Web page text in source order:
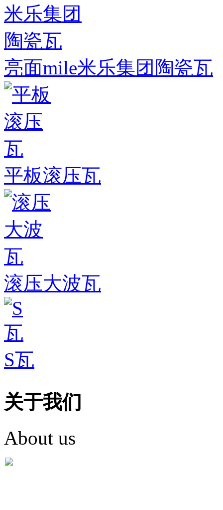
亮面mile米乐集团陶瓷瓦
平板滚压瓦
滚压大波瓦
S瓦
关于我们
About us